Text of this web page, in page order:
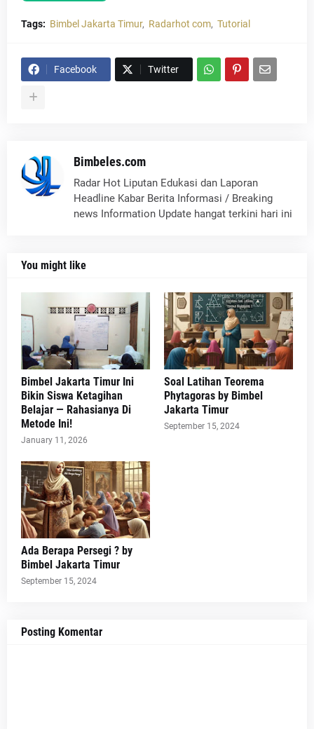
Tags: Bimbel Jakarta Timur Radarhot com Tutorial
Facebook Twitter
Bimbeles.com
Radar Hot Liputan Edukasi dan Laporan
Headline Kabar Berita Informasi / Breaking
news Information Update hangat terkini hari ini
You might like
Bimbel Jakarta Timur Ini
Bikin Siswa Ketagihan
Belajar — Rahasianya Di
Metode Ini!
January 11, 2026
Soal Latihan Teorema
Phytagoras by Bimbel
Jakarta Timur
September 15, 2024
Ada Berapa Persegi ? by
Bimbel Jakarta Timur
September 15, 2024
Posting Komentar